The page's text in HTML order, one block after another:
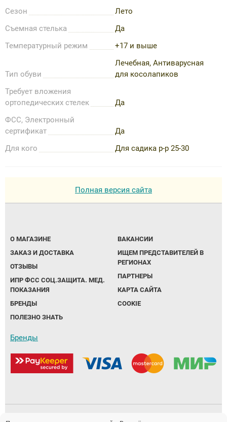
Сезон
Лето
Съемная стелька
Да
Температурный режим
+17 и выше
Тип обуви
Лечебная, Антиварусная
для косолапиков
Требует вложения
ортопедических стелек
Да
ФСС, Электронный
сертификат
Да
Для кого
Для садика р-р 25-30
Полная версия сайта
О МАГАЗИНЕ
ЗАКАЗ И ДОСТАВКА
ОТЗЫВЫ
ИПР ФСС СОЦ.ЗАЩИТА. МЕД.
ПОКАЗАНИЯ
БРЕНДЫ
ПОЛЕЗНО ЗНАТЬ
ВАКАНСИИ
ИЩЕМ ПРЕДСТАВИТЕЛЕЙ В
РЕГИОНАХ
ПАРТНЕРЫ
КАРТА САЙТА
COOKIE
Бренды